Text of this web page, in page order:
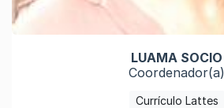
LUAMA SOCIO
Coordenador(a)
Currículo Lattes